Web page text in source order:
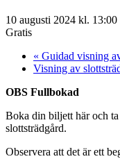
10 augusti 2024 kl. 13:00
Gratis
« Guidad visning
Visning av
OBS Fullbokad
Boka din biljett här och
slottsträdgård.
Observera att det är ett